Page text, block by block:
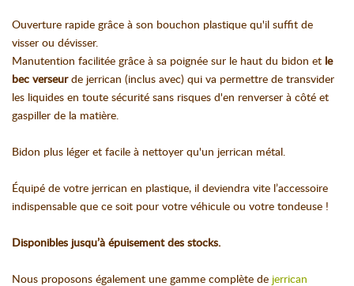
Ouverture rapide grâce à son bouchon plastique qu'il suffit de
visser ou dévisser.
Manutention facilitée grâce à sa poignée sur le haut du bidon et le
bec verseurde jerrican (inclus avec) qui va permettre de transvider
les liquides en toute sécurité sans risques d'en renverser à côté et
gaspiller de la matière.
Bidon plus léger et facile à nettoyer qu'un jerrican métal.
Équipé de votre jerrican en plastique, il deviendra vite l’accessoire
indispensable que ce soit pour votre véhicule ou votre tondeuse !
Disponibles jusqu’à épuisement des stocks.
Nous proposons également une gamme complète de jerrican